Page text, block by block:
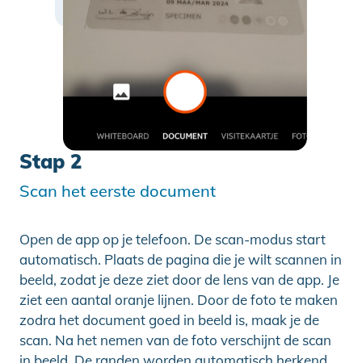
Stap 2
Scan het eerste document
Open de app op je telefoon. De scan-modus start
automatisch. Plaats de pagina die je wilt scannen in
beeld, zodat je deze ziet door de lens van de app. Je
ziet een aantal oranje lijnen. Door de foto te maken
zodra het document goed in beeld is, maak je de
scan. Na het nemen van de foto verschijnt de scan